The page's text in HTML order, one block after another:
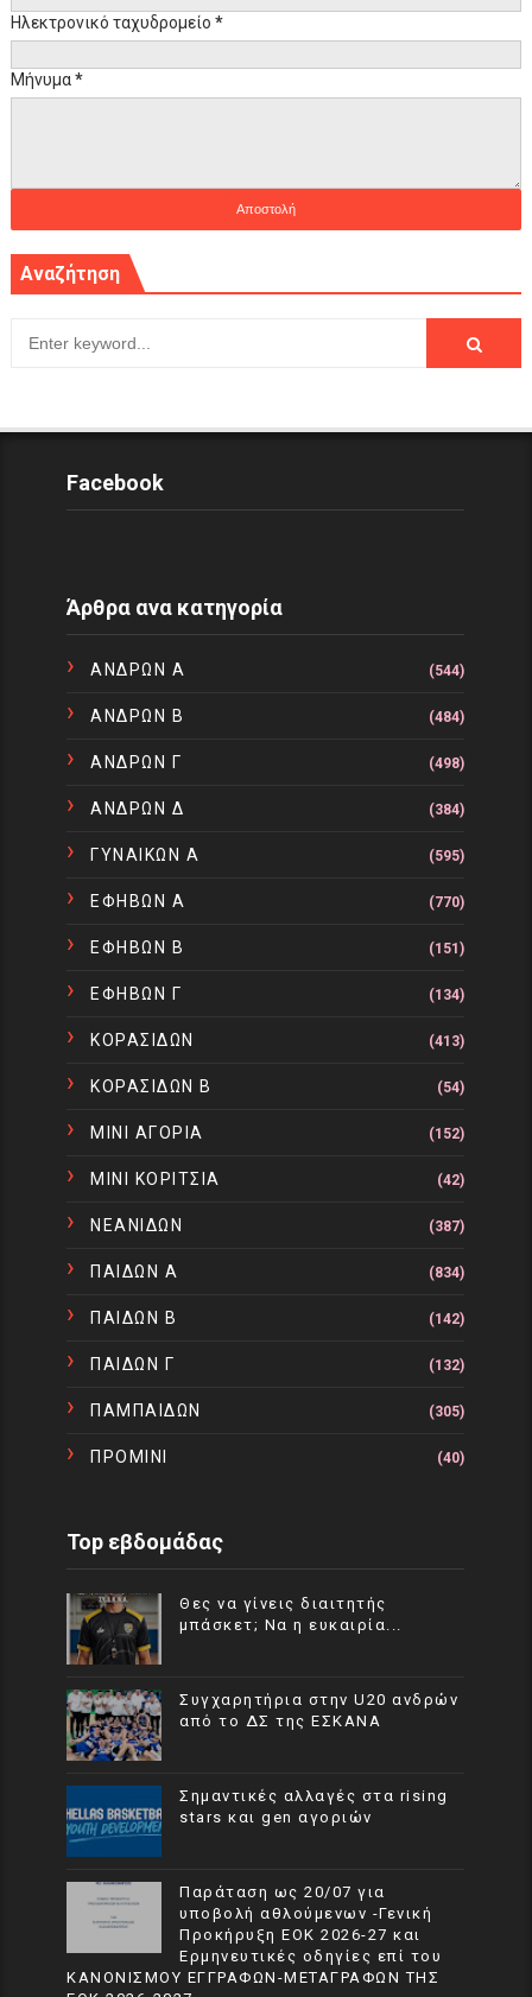
Ηλεκτρονικό ταχυδρομείο *
Μήνυμα*
Αναζήτηση
Facebook
Άρθρα ανα κατηγορία
ΑΝΔΡΩΝ Α (544)
ΑΝΔΡΩΝ Β (484)
ΑΝΔΡΩΝ Γ (498)
ΑΝΔΡΩΝ Δ (384)
ΓΥΝΑΙΚΩΝ Α (595)
ΕΦΗΒΩΝ Α (770)
ΕΦΗΒΩΝ Β (151)
ΕΦΗΒΩΝ Γ (134)
ΚΟΡΑΣΙΔΩΝ (413)
ΚΟΡΑΣΙΔΩΝ Β (54)
ΜΙΝΙ ΑΓΟΡΙΑ (152)
ΜΙΝΙ ΚΟΡΙΤΣΙΑ (42)
ΝΕΑΝΙΔΩΝ (387)
ΠΑΙΔΩΝ Α (834)
ΠΑΙΔΩΝ Β (142)
ΠΑΙΔΩΝ Γ (132)
ΠΑΜΠΑΙΔΩΝ (305)
ΠΡΟΜΙΝΙ (40)
Top εβδομάδας
Θες να γίνεις διαιτητής
μπάσκετ; Να η ευκαιρία...
Συγχαρητήρια στην U20 ανδρών
από το ΔΣ της ΕΣΚΑΝΑ
Σημαντικές αλλαγές στα rising
stars και gen αγοριών
Παράταση ως 20/07 για
υποβολή αθλούμενων -Γενική
Προκήρυξη ΕΟΚ 2026-27 και
Ερμηνευτικές οδηγίες επί του
ΚΑΝΟΝΙΣΜΟΥ ΕΓΓΡΑΦΩΝ-ΜΕΤΑΓΡΑΦΩΝ ΤΗΣ